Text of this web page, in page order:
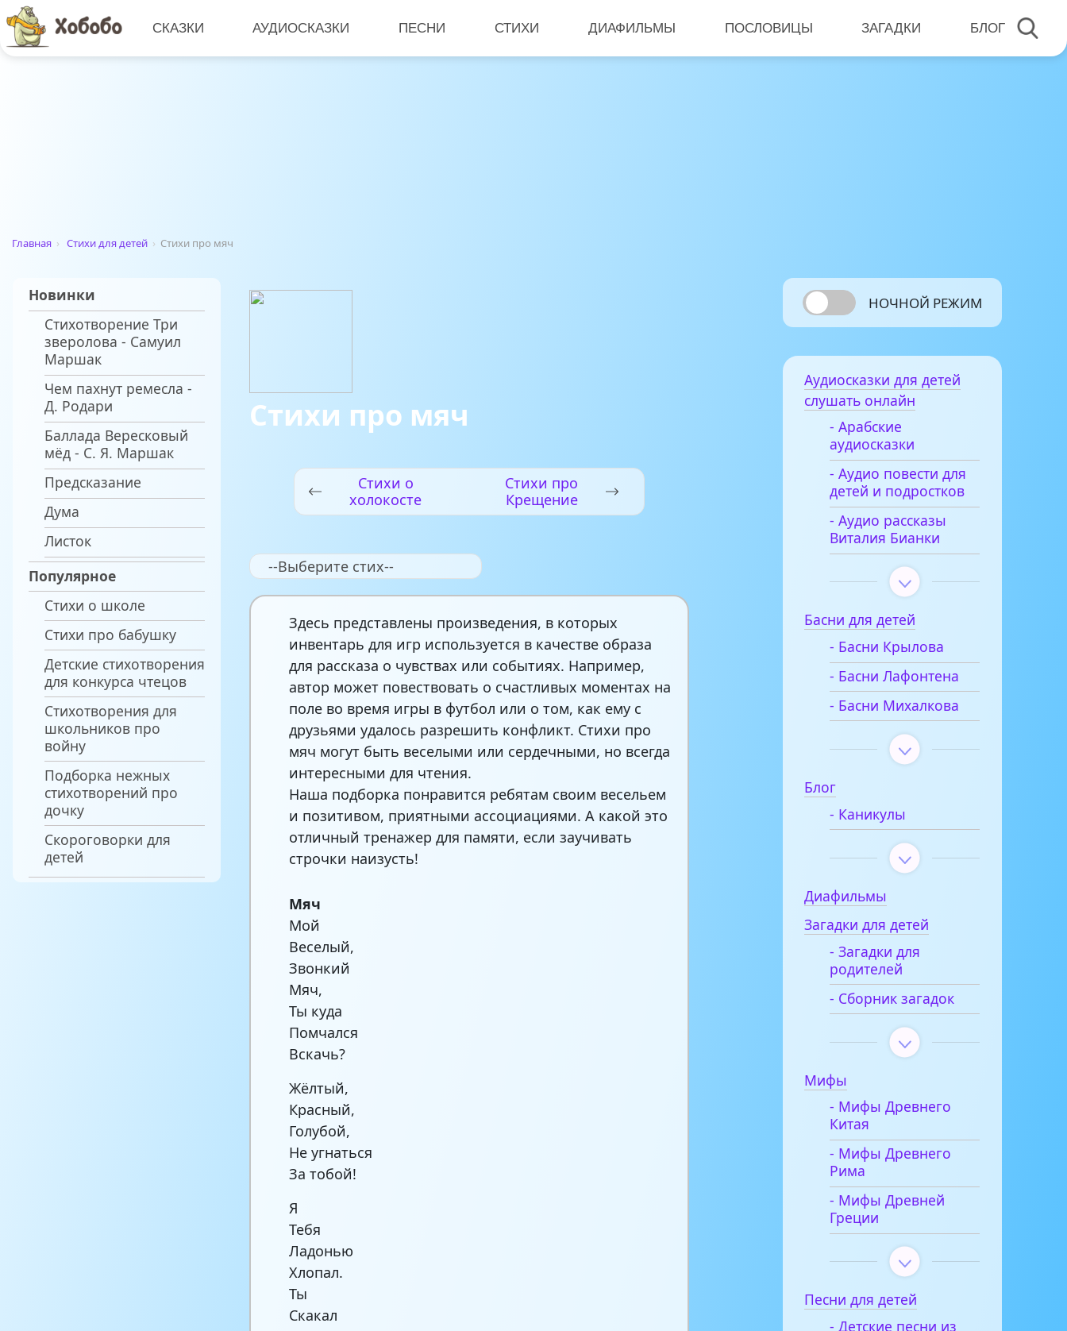
СКАЗКИ АУДИОСКАЗКИ ПЕСНИ СТИХИ ДИАФИЛЬМЫ ПОСЛОВИЦЫ ЗАГАДКИ БЛОГ
Главная › Стихи для детей › Стихи про мяч
Новинки
Стихотворение Три
зверолова - Самуил
Маршак
Чем пахнут ремесла -
Д. Родари
Баллада Вересковый
мёд - С. Я. Маршак
Предсказание
Дума
Листок
Популярное
Стихи о школе
Стихи про бабушку
Детские стихотворения
для конкурса чтецов
Стихотворения для
школьников про
войну
Подборка нежных
стихотворений про
дочку
Скороговорки для
детей
Стихи про мяч
Стихи о
холокосте
Стихи про
Крещение
--Выберите стих--
Здесь представлены произведения, в которых
инвентарь для игр используется в качестве образа
для рассказа о чувствах или событиях. Например,
автор может повествовать о счастливых моментах на
поле во время игры в футбол или о том, как ему с
друзьями удалось разрешить конфликт. Стихи про
мяч могут быть веселыми или сердечными, но всегда
интересными для чтения.
Наша подборка понравится ребятам своим весельем
и позитивом, приятными ассоциациями. А какой это
отличный тренажер для памяти, если заучивать
строчки наизусть!
Мяч
Мой
Веселый,
Звонкий
Мяч,
Ты куда
Помчался
Вскачь?
Жёлтый,
Красный,
Голубой,
Не угнаться
За тобой!
Я
Тебя
Ладонью
Хлопал.
Ты
Скакал
НОЧНОЙ РЕЖИМ
Аудиосказки для детей
слушать онлайн
- Арабские
аудиосказки
- Аудио повести для
детей и подростков
- Аудио рассказы
Виталия Бианки
Басни для детей
- Басни Крылова
- Басни Лафонтена
- Басни Михалкова
Блог
- Каникулы
Диафильмы
Загадки для детей
- Загадки для
родителей
- Сборник загадок
Мифы
- Мифы Древнего
Китая
- Мифы Древнего
Рима
- Мифы Древней
Греции
Песни для детей
- Детские песни из